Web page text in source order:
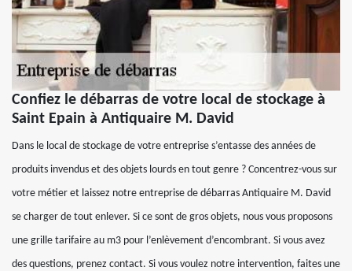
Confiez le débarras de votre local de stockage à
Saint Epain à Antiquaire M. David
Dans le local de stockage de votre entreprise s’entasse des années de
produits invendus et des objets lourds en tout genre ? Concentrez-vous sur
votre métier et laissez notre entreprise de débarras Antiquaire M. David
se charger de tout enlever. Si ce sont de gros objets, nous vous proposons
une grille tarifaire au m3 pour l’enlèvement d’encombrant. Si vous avez
des questions, prenez contact. Si vous voulez notre intervention, faites une